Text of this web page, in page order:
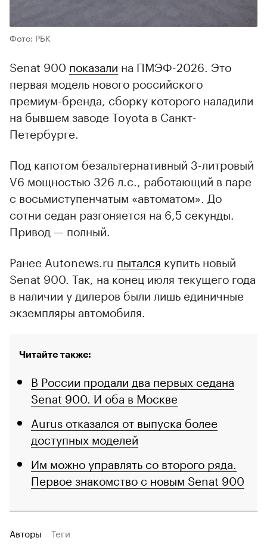
Фото: РБК
Senat 900 показали на ПМЭФ-2026. Это
первая модель нового российского
премиум-бренда, сборку которого наладили
на бывшем заводе Toyota в Санкт-
Петербурге.
Под капотом безальтернативный 3-литровый
V6 мощностью 326 л.с., работающий в паре
с восьмиступенчатым «автоматом». До
сотни седан разгоняется на 6,5 секунды.
Привод — полный.
Ранее Autonews.ru пытался купить новый
Senat 900. Так, на конец июля текущего года
в наличии у дилеров были лишь единичные
экземпляры автомобиля.
Читайте также:
В России продали два первых седана
Senat 900. И оба в Москве
Aurus отказался от выпуска более
доступных моделей
Им можно управлять со второго ряда.
Первое знакомство с новым Senat 900
Авторы Теги